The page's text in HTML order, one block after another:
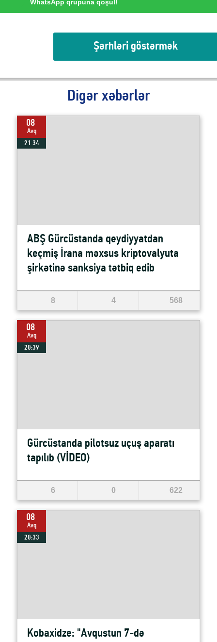
WhatsApp qrupuna qoşul!
Şərhləri göstərmək
Digər xəbərlər
08
Avq
21:34
ABŞ Gürcüstanda qeydiyyatdan
keçmiş İrana məxsus kriptovalyuta
şirkətinə sanksiya tətbiq edib
8 4 568
08
Avq
20:39
Gürcüstanda pilotsuz uçuş aparatı
tapılıb (VİDEO)
6 0 622
08
Avq
20:33
Kobaxidze: "Avqustun 7-də